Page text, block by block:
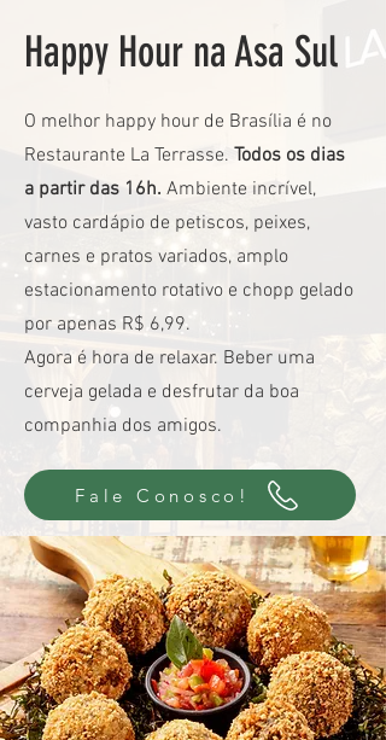
Happy Hour na Asa Sul
O melhor happy hour de Brasília é no
Restaurante La Terrasse. Todos os dias
a partir das 16h. Ambiente incrível,
vasto cardápio de petiscos, peixes,
carnes e pratos variados, amplo
estacionamento rotativo e chopp gelado
por apenas R$ 6,99.
Agora é hora de relaxar. Beber uma
cerveja gelada e desfrutar da boa
companhia dos amigos.
Fale Conosco!